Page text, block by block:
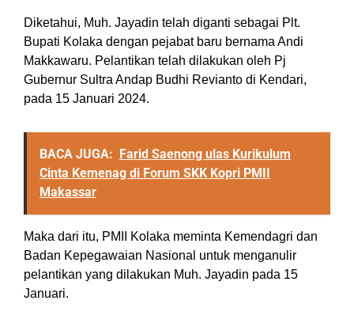
Diketahui, Muh. Jayadin telah diganti sebagai Plt.
Bupati Kolaka dengan pejabat baru bernama Andi
Makkawaru. Pelantikan telah dilakukan oleh Pj
Gubernur Sultra Andap Budhi Revianto di Kendari,
pada 15 Januari 2024.
BACA JUGA: Farid Saenong ulas Kurikulum
Cinta Kemenag di Forum SKK Kopri PMII
Makassar
Maka dari itu, PMII Kolaka meminta Kemendagri dan
Badan Kepegawaian Nasional untuk menganulir
pelantikan yang dilakukan Muh. Jayadin pada 15
Januari.